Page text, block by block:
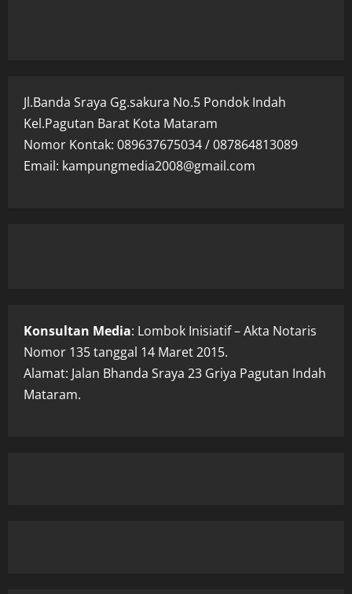
Jl.Banda Sraya Gg.sakura No.5 Pondok Indah
Kel.Pagutan Barat Kota Mataram
Nomor Kontak: 089637675034 / 087864813089
Email: kampungmedia2008@gmail.com
Konsultan Media: Lombok Inisiatif – Akta Notaris
Nomor 135 tanggal 14 Maret 2015.
Alamat: Jalan Bhanda Sraya 23 Griya Pagutan Indah
Mataram.